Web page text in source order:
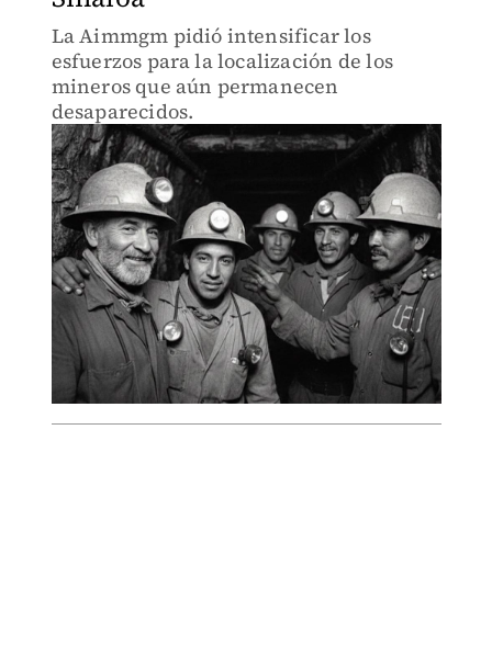
La Aimmgm pidió intensificar los
esfuerzos para la localización de los
mineros que aún permanecen
desaparecidos.